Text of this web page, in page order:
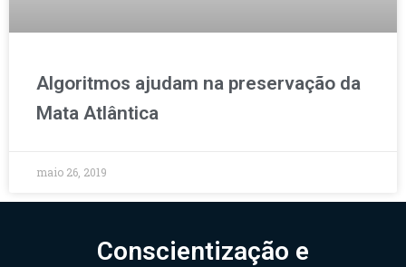
Algoritmos ajudam na preservação da
Mata Atlântica
maio 26, 2019
Conscientização e